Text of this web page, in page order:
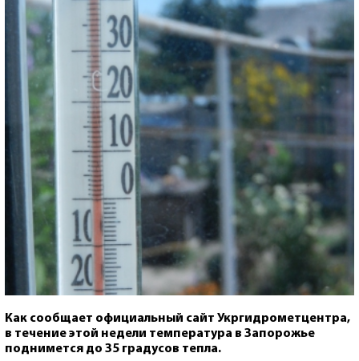
Как сообщает официальный сайт Укргидрометцентра,
в течение этой недели температура в Запорожье
поднимется до 35 градусов тепла.